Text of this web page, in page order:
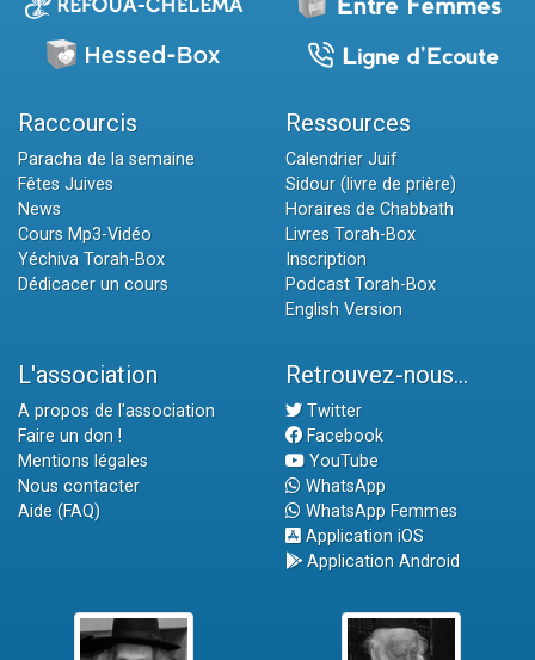
Raccourcis
Paracha de la semaine
Fêtes Juives
News
Cours Mp3-Vidéo
Yéchiva Torah-Box
Dédicacer un cours
Ressources
Calendrier Juif
Sidour (livre de prière)
Horaires de Chabbath
Livres Torah-Box
Inscription
Podcast Torah-Box
English Version
L'association
A propos de l'association
Faire un don !
Mentions légales
Nous contacter
Aide (FAQ)
Retrouvez-nous...
Twitter
Facebook
YouTube
WhatsApp
WhatsApp Femmes
Application iOS
Application Android